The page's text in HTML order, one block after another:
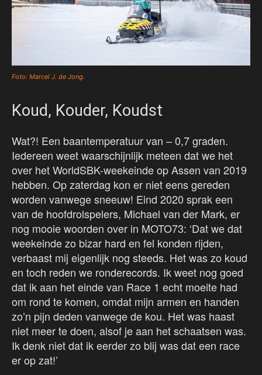
Foto: Marcel J. de Jong.
Koud, Kouder, Koudst
Wat?! Een baantemperatuur van – 0,7 graden.
Iedereen weet waarschijnlijk meteen dat we het
over het WorldSBK-weekeinde op Assen van 2019
hebben. Op zaterdag kon er niet eens gereden
worden vanwege sneeuw! Eind 2020 sprak een
van de hoofdrolspelers, Michael van der Mark, er
nog mooie woorden over in MOTO73: ‘Dat we dat
weekeinde zo bizar hard en fel konden rijden,
verbaast mij eigenlijk nog steeds. Het was zo koud
en toch reden we ronderecords. Ik weet nog goed
dat ik aan het einde van Race 1 echt moeite had
om rond te komen, omdat mijn armen en handen
zo’n pijn deden vanwege de kou. Het was haast
niet meer te doen, alsof je aan het schaatsen was.
Ik denk niet dat ik eerder zo blij was dat een race
er op zat!’